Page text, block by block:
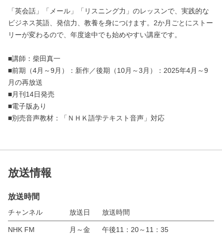
「英会話」「メール」「リスニング力」のレッスンで、実践的な
ビジネス英語、発信力、教養を身につけます。2か月ごとにストー
リーが変わるので、年度途中でも始めやすい講座です。
■講師：柴田真一
■前期（4月～9月）：新作／後期（10月～3月）：2025年4月～9
月の再放送
■月刊14日発売
■電子版あり
■別売音声教材：「ＮＨＫ語学テキスト音声」対応
放送情報
放送時間
チャンネル 放送日 放送時間
NHK FM 月～金 午後11：20～11：35